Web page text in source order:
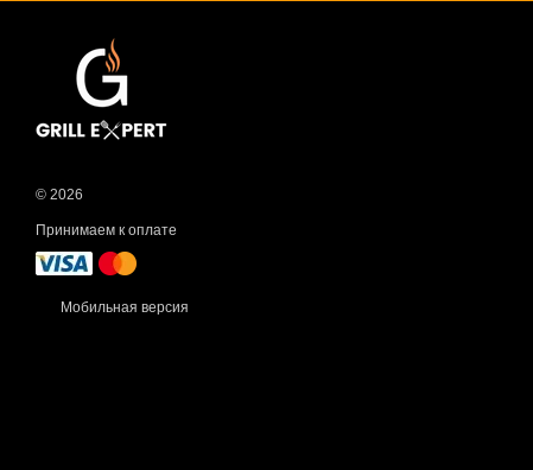
© 2026
Принимаем к оплате
Мобильная версия